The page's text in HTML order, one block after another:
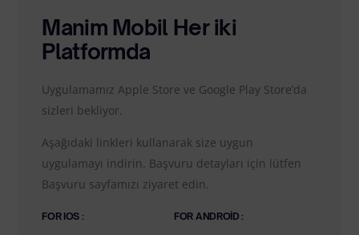
Manim Mobil Her iki
Platformda
Uygulamamız Apple Store ve Google Play Store’da
sizleri bekliyor.
Aşağıdaki linkleri kullanarak size uygun
uygulamayı indirin. Başvuru detayları için lütfen
Başvuru sayfamızı ziyaret edin.
FOR IOS : FOR ANDROID :